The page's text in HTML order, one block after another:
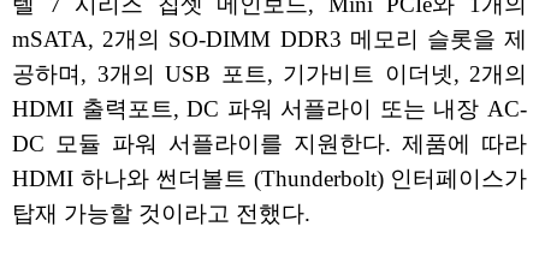
mSATA, 2개의 SO-DIMM DDR3 메모리 슬롯을 제
공하며, 3개의 USB 포트, 기가비트 이더넷, 2개의
HDMI 출력포트, DC 파워 서플라이 또는 내장 AC-
DC 모듈 파워 서플라이를 지원한다. 제품에 따라
HDMI 하나와 썬더볼트 (Thunderbolt) 인터페이스가
탑재 가능할 것이라고 전했다.